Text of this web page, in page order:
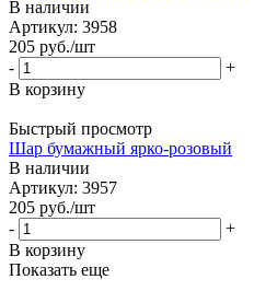
В наличии
Артикул: 3958
205 руб./шт
-
+
В корзину
Быстрый просмотр
Шар бумажный ярко-розовый
В наличии
Артикул: 3957
205 руб./шт
-
+
В корзину
Показать еще